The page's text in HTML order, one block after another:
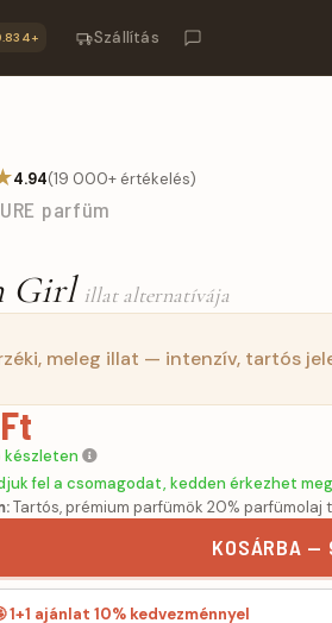
Szállítás
4.94(19 000+ értékelés)
parfüm
Girl illat alternatívája
meleg illat — intenzív, tartós
készleten
fel a csomagodat, kedden érkezhet
Tartós, prémium parfümök 20% parfümolaj
KOSÁRBA —
1+1 ajánlat 10% kedvezménnyel